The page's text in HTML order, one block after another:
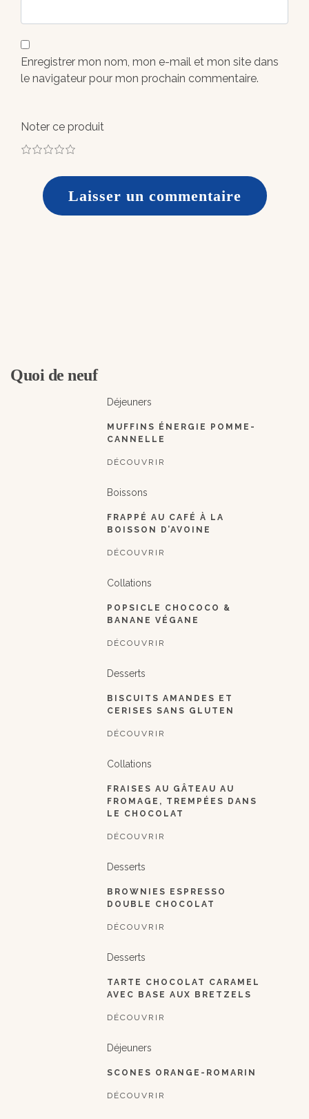
Enregistrer mon nom, mon e-mail et mon site dans
le navigateur pour mon prochain commentaire.
Noter ce produit
5
4
3
2
Quoi de neuf
Déjeuners
MUFFINS ÉNERGIE POMME-
CANNELLE
DÉCOUVRIR
Boissons
FRAPPÉ AU CAFÉ À LA
BOISSON D’AVOINE
DÉCOUVRIR
Collations
POPSICLE CHOCOCO &
BANANE VÉGANE
DÉCOUVRIR
Desserts
BISCUITS AMANDES ET
CERISES SANS GLUTEN
DÉCOUVRIR
Collations
FRAISES AU GÂTEAU AU
FROMAGE, TREMPÉES DANS
LE CHOCOLAT
DÉCOUVRIR
Desserts
BROWNIES ESPRESSO
DOUBLE CHOCOLAT
DÉCOUVRIR
Desserts
TARTE CHOCOLAT CARAMEL
AVEC BASE AUX BRETZELS
DÉCOUVRIR
Déjeuners
SCONES ORANGE-ROMARIN
DÉCOUVRIR